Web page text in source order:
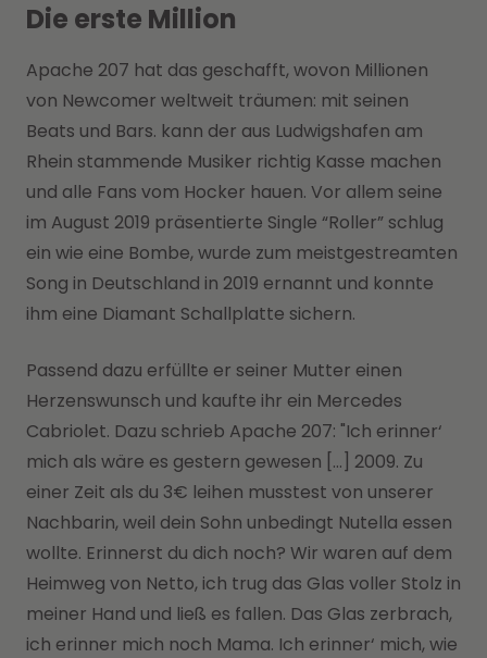
Die erste Million
Apache 207 hat das geschafft, wovon Millionen
von Newcomer weltweit träumen: mit seinen
Beats und Bars. kann der aus Ludwigshafen am
Rhein stammende Musiker richtig Kasse machen
und alle Fans vom Hocker hauen. Vor allem seine
im August 2019 präsentierte Single “Roller” schlug
ein wie eine Bombe, wurde zum meistgestreamten
Song in Deutschland in 2019 ernannt und konnte
ihm eine Diamant Schallplatte sichern.
Passend dazu erfüllte er seiner Mutter einen
Herzenswunsch und kaufte ihr ein Mercedes
Cabriolet. Dazu schrieb Apache 207: "Ich erinner‘
mich als wäre es gestern gewesen […] 2009. Zu
einer Zeit als du 3€ leihen musstest von unserer
Nachbarin, weil dein Sohn unbedingt Nutella essen
wollte. Erinnerst du dich noch? Wir waren auf dem
Heimweg von Netto, ich trug das Glas voller Stolz in
meiner Hand und ließ es fallen. Das Glas zerbrach,
ich erinner mich noch Mama. Ich erinner‘ mich, wie